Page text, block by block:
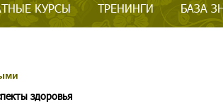
КУРСЫ ТРЕНИНГИ БАЗА
здоровья